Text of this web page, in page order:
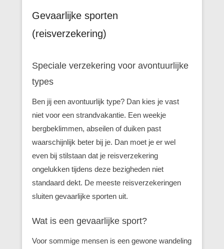
Gevaarlijke sporten
(reisverzekering)
Speciale verzekering voor avontuurlijke
types
Ben jij een avontuurlijk type? Dan kies je vast
niet voor een strandvakantie. Een weekje
bergbeklimmen, abseilen of duiken past
waarschijnlijk beter bij je. Dan moet je er wel
even bij stilstaan dat je reisverzekering
ongelukken tijdens deze bezigheden niet
standaard dekt. De meeste reisverzekeringen
sluiten gevaarlijke sporten uit.
Wat is een gevaarlijke sport?
Voor sommige mensen is een gewone wandeling